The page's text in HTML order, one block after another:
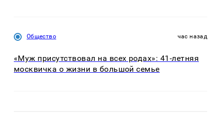
Общество час назад
«Муж присутствовал на всех родах»: 41-летняя
москвичка о жизни в большой семье